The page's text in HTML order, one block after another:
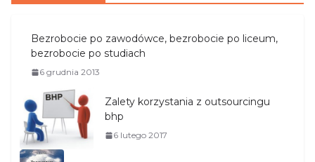
Bezrobocie po zawodówce, bezrobocie po liceum,
bezrobocie po studiach
6 grudnia 2013
Zalety korzystania z outsourcingu
bhp
6 lutego 2017